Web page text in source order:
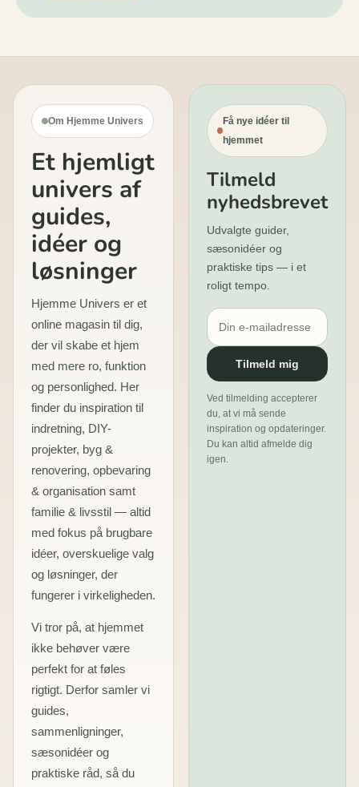
Om Hjemme Univers
Et hjemligt
univers af
guides,
idéer og
løsninger
Hjemme Univers er et
online magasin til dig,
der vil skabe et hjem
med mere ro, funktion
og personlighed. Her
finder du inspiration til
indretning, DIY-
projekter, byg &
renovering, opbevaring
& organisation samt
familie & livsstil — altid
med fokus på brugbare
idéer, overskuelige valg
og løsninger, der
fungerer i virkeligheden.
Vi tror på, at hjemmet
ikke behøver være
perfekt for at føles
rigtigt. Derfor samler vi
guides,
sammenligninger,
sæsonidéer og
praktiske råd, så du
Få nye idéer til
hjemmet
Tilmeld
nyhedsbrevet
Udvalgte guider,
sæsonidéer og
praktiske tips — i et
roligt tempo.
Tilmeld mig
Ved tilmelding accepterer
du, at vi må sende
inspiration og opdateringer.
Du kan altid afmelde dig
igen.